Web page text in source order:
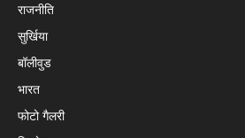
राजनीति
सुर्खिया
बॉलीवुड
भारत
फोटो गैलरी